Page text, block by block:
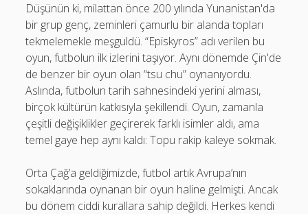
Düşünün ki, milattan önce 200 yılında Yunanistan'da
bir grup genç, zeminleri çamurlu bir alanda topları
tekmelemekle meşguldü. “Episkyros” adı verilen bu
oyun, futbolun ilk izlerini taşıyor. Aynı dönemde Çin'de
de benzer bir oyun olan “tsu chu” oynanıyordu.
Aslında, futbolun tarih sahnesindeki yerini alması,
birçok kültürün katkısıyla şekillendi. Oyun, zamanla
çeşitli değişiklikler geçirerek farklı isimler aldı, ama
temel gaye hep aynı kaldı: Topu rakip kaleye sokmak.
Orta Çağ’a geldiğimizde, futbol artık Avrupa’nın
sokaklarında oynanan bir oyun haline gelmişti. Ancak
bu dönem ciddi kurallara sahip değildi. Herkes kendi